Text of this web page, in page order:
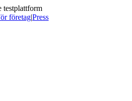
testplattform
företag|Press